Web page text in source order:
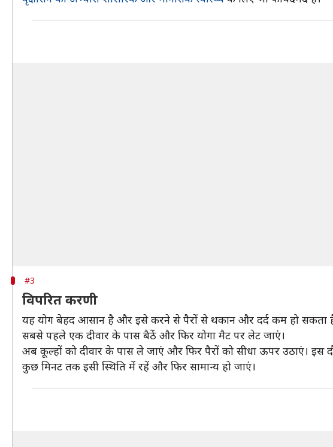
#3
विपरित करणी
यह योग बेहद आसान है और इसे करने से पैरों से थकान और दर्द कम हो सकता
सबसे पहले एक दीवार के पास बैठें और फिर योगा मैट पर लेट जाएं।
अब कूल्हों को दीवार के पास ले जाएं और फिर पैरों को सीधा ऊपर उठाएं। इस
कुछ मिनट तक इसी स्थिति में रहें और फिर सामान्य हो जाएं।